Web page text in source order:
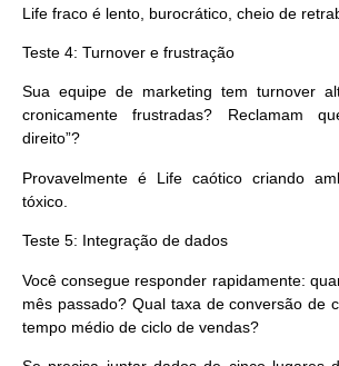
Life fraco é lento, burocrático, cheio de
Teste 4: Turnover e frustração
Sua equipe de marketing tem turnover
cronicamente frustradas? Reclamam
direito”?
Provavelmente é Life caótico criando
tóxico.
Teste 5: Integração de dados
Você consegue responder rapidamente:
mês passado? Qual taxa de conversão de
tempo médio de ciclo de vendas?